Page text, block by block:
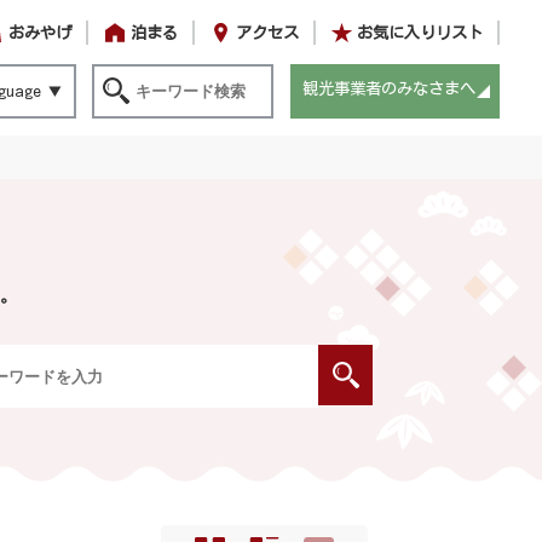
おみやげ 泊まる アクセス お気に入りリスト
観光事業者のみなさまへ